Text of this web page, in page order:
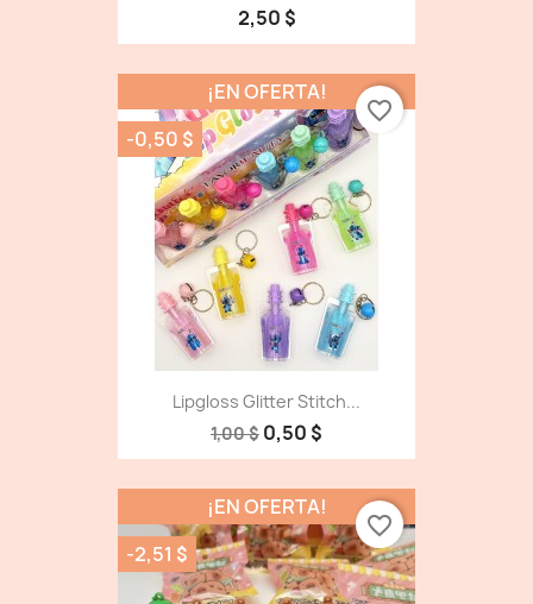
2,50 $
Lipgloss Glitter Stitch...
1,00 $ 0,50 $
¡EN OFERTA!
-0,50 $
favorite_border
¡EN OFERTA!
-2,51 $
favorite_border